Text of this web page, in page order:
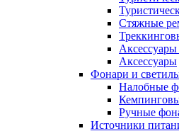
Стяжные
Аксессуары
Фонари и
Налобные
Ручные
Источники